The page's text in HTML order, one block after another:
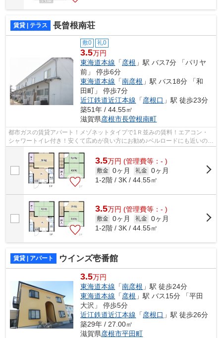
賃貸 | テラス 長曾根南荘
敷0 礼0
3.5万円
東海道本線 「彦根 」駅 バス7分 「パリヤ
前」 停歩6分
東海道本線 「南彦根 」駅 バス18分 「和
田町」 停歩7分
近江鉄道近江本線 「彦根口 」駅 徒歩23分
築51年 / 44.55㎡
滋賀県彦根市長曽根南町
都市ガスの賃貸アパート！メゾネットタイプで1Ｒ並みの賃料！エアコン・
シャワートイレ付き！安くて広めが良い方にお勧め♪ベルロードにも近いので
便利な場所です
3.5万円 (管理費等：- )
敷金 0ヶ月 礼金 0ヶ月
1-2階 / 3K / 44.55㎡
3.5万円 (管理費等：- )
敷金 0ヶ月 礼金 0ヶ月
1-2階 / 3K / 44.55㎡
賃貸 | アパート ウインズ壱番館
3.5万円
東海道本線 「南彦根 」駅 徒歩24分
東海道本線 「彦根 」駅 バス15分 「平田
大沢」 停歩5分
近江鉄道近江本線 「彦根口 」駅 徒歩26分
築29年 / 27.00㎡
滋賀県彦根市平田町